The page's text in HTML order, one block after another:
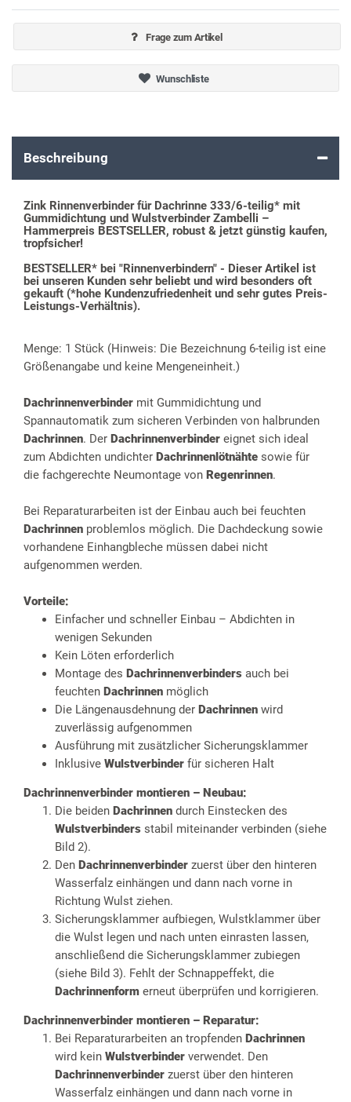
Frage zum Artikel
Wunschliste
Beschreibung
Zink Rinnenverbinder für Dachrinne 333/6-teilig* mit
Gummidichtung und Wulstverbinder Zambelli –
Hammerpreis BESTSELLER, robust & jetzt günstig kaufen,
tropfsicher!
BESTSELLER* bei "Rinnenverbindern" - Dieser Artikel ist
bei unseren Kunden sehr beliebt und wird besonders oft
gekauft (*hohe Kundenzufriedenheit und sehr gutes Preis-
Leistungs-Verhältnis).
Menge: 1 Stück (Hinweis: Die Bezeichnung 6-teilig ist eine
Größenangabe und keine Mengeneinheit.)
Dachrinnenverbinder mit Gummidichtung und
Spannautomatik zum sicheren Verbinden von halbrunden
Dachrinnen. Der Dachrinnenverbinder eignet sich ideal
zum Abdichten undichter Dachrinnenlötnähte sowie für
die fachgerechte Neumontage von Regenrinnen.
Bei Reparaturarbeiten ist der Einbau auch bei feuchten
Dachrinnen problemlos möglich. Die Dachdeckung sowie
vorhandene Einhangbleche müssen dabei nicht
aufgenommen werden.
Vorteile:
Einfacher und schneller Einbau – Abdichten in
wenigen Sekunden
Kein Löten erforderlich
Montage des Dachrinnenverbinders auch bei
feuchten Dachrinnen möglich
Die Längenausdehnung der Dachrinnen wird
zuverlässig aufgenommen
Ausführung mit zusätzlicher Sicherungsklammer
Inklusive Wulstverbinder für sicheren Halt
Dachrinnenverbinder montieren – Neubau:
Die beiden Dachrinnen durch Einstecken des
Wulstverbinders stabil miteinander verbinden (siehe
Bild 2).
Den Dachrinnenverbinder zuerst über den hinteren
Wasserfalz einhängen und dann nach vorne in
Richtung Wulst ziehen.
Sicherungsklammer aufbiegen, Wulstklammer über
die Wulst legen und nach unten einrasten lassen,
anschließend die Sicherungsklammer zubiegen
(siehe Bild 3). Fehlt der Schnappeffekt, die
Dachrinnenform erneut überprüfen und korrigieren.
Dachrinnenverbinder montieren – Reparatur:
Bei Reparaturarbeiten an tropfenden Dachrinnen
wird kein Wulstverbinder verwendet. Den
Dachrinnenverbinder zuerst über den hinteren
Wasserfalz einhängen und dann nach vorne in